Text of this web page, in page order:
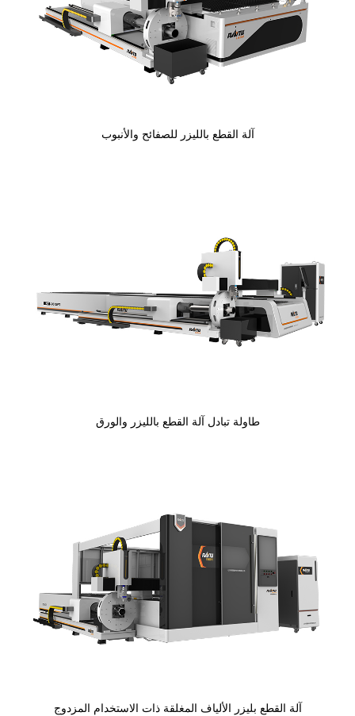
آلة القطع بالليزر للصفائح والأنبوب
طاولة تبادل آلة القطع بالليزر والورق
آلة القطع بليزر الألياف المغلقة ذات الاستخدام المزدوج